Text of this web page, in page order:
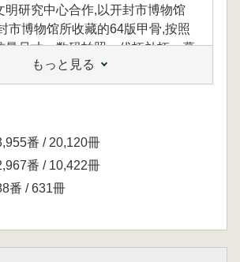
明研究中心合作,以开封市博物馆
市博物馆所收藏的64版甲骨,按照
量尺寸、数码拍照、优拓补拓、摹
考释等文献整理程序,系统整理、
献整理类书籍。项目承载的甲骨文
河南考古成果的首次系统整理,其
甲骨版是《甲骨文合集》没有收录
代甲骨考释成果。
もっと見る
番 / 20,120冊
番 / 10,422冊
番 / 631冊